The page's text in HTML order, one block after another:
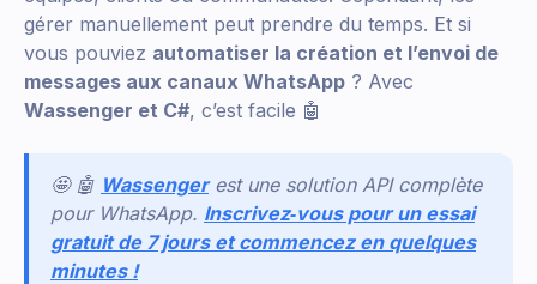
gérer manuellement peut prendre du temps. Et si
vous pouviez automatiser la création et l’envoi de
messages aux canaux WhatsApp ? Avec
Wassenger et C#, c’est facile 🤖
🤩 🤖 Wassenger est une solution API complète
pour WhatsApp. Inscrivez‑vous pour un essai
gratuit de 7 jours et commencez en quelques
minutes !